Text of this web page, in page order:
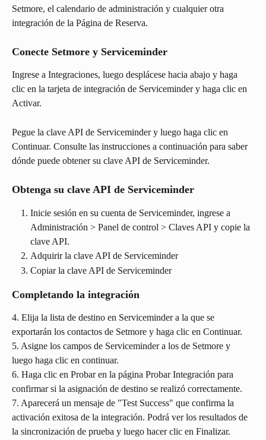
Setmore, el calendario de administración y cualquier otra
integración de la Página de Reserva.
Conecte Setmore y Serviceminder
Ingrese a Integraciones, luego desplácese hacia abajo y haga
clic en la tarjeta de integración de Serviceminder y haga clic en
Activar.
Pegue la clave API de Serviceminder y luego haga clic en
Continuar. Consulte las instrucciones a continuación para saber
dónde puede obtener su clave API de Serviceminder.
Obtenga su clave API de Serviceminder
Inicie sesión en su cuenta de Serviceminder, ingrese a
Administración > Panel de control > Claves API y copie la
clave API.
Adquirir la clave API de Serviceminder
Copiar la clave API de Serviceminder
Completando la integración
4. Elija la lista de destino en Serviceminder a la que se
exportarán los contactos de Setmore y haga clic en Continuar.
5. Asigne los campos de Serviceminder a los de Setmore y
luego haga clic en continuar.
6. Haga clic en Probar en la página Probar Integración para
confirmar si la asignación de destino se realizó correctamente.
7. Aparecerá un mensaje de "Test Success" que confirma la
activación exitosa de la integración. Podrá ver los resultados de
la sincronización de prueba y luego hacer clic en Finalizar.